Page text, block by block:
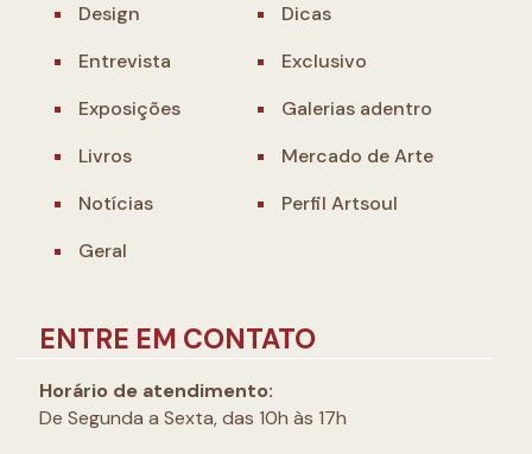
Design
Dicas
Entrevista
Exclusivo
Exposições
Galerias adentro
Livros
Mercado de Arte
Notícias
Perfil Artsoul
Geral
ENTRE EM CONTATO
Horário de atendimento:
De Segunda a Sexta, das 10h às 17h